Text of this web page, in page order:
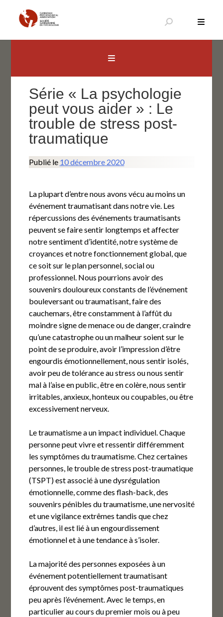
contenu
Série « La psychologie
peut vous aider » : Le
trouble de stress post-
traumatique
Publié le 10 décembre 2020
La plupart d’entre nous avons vécu au moins un
événement traumatisant dans notre vie. Les
répercussions des événements traumatisants
peuvent se faire sentir longtemps et affecter
notre sentiment d’identité, notre système de
croyances et notre fonctionnement global, que
ce soit sur le plan personnel, social ou
professionnel. Nous pourrions avoir des
souvenirs douloureux constants de l’événement
bouleversant ou traumatisant, faire des
cauchemars, être constamment à l’affût du
moindre signe de menace ou de danger, craindre
qu’une catastrophe ou un malheur soient sur le
point de se produire, avoir l’impression d’être
engourdis émotionnellement, nous sentir isolés,
avoir peu de tolérance au stress ou nous sentir
mal à l’aise en public, être en colère, nous sentir
irritables, anxieux, honteux ou coupables, ou être
excessivement nerveux.
Le traumatisme a un impact individuel. Chaque
personne peut vivre et ressentir différemment
les symptômes du traumatisme. Chez certaines
personnes, le trouble de stress post-traumatique
(TSPT) est associé à une dysrégulation
émotionnelle, comme des flash-back, des
souvenirs pénibles du traumatisme, une nervosité
et une vigilance extrêmes tandis que chez
d’autres, il est lié à un engourdissement
émotionnel et à une tendance à s’isoler.
La majorité des personnes exposées à un
événement potentiellement traumatisant
éprouvent des symptômes post-traumatiques
peu après l’événement. Avec le temps, en
particulier au cours du premier mois ou à peu